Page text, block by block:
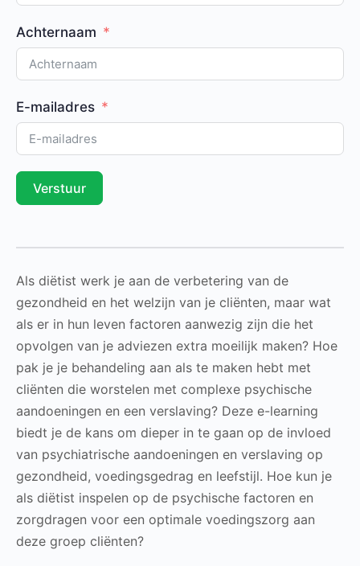
Achternaam
E-mailadres
Verstuur
Als diëtist werk je aan de verbetering van de
gezondheid en het welzijn van je cliënten, maar wat
als er in hun leven factoren aanwezig zijn die het
opvolgen van je adviezen extra moeilijk maken? Hoe
pak je je behandeling aan als te maken hebt met
cliënten die worstelen met complexe psychische
aandoeningen en een verslaving? Deze e-learning
biedt je de kans om dieper in te gaan op de invloed
van psychiatrische aandoeningen en verslaving op
gezondheid, voedingsgedrag en leefstijl. Hoe kun je
als diëtist inspelen op de psychische factoren en
zorgdragen voor een optimale voedingszorg aan
deze groep cliënten?